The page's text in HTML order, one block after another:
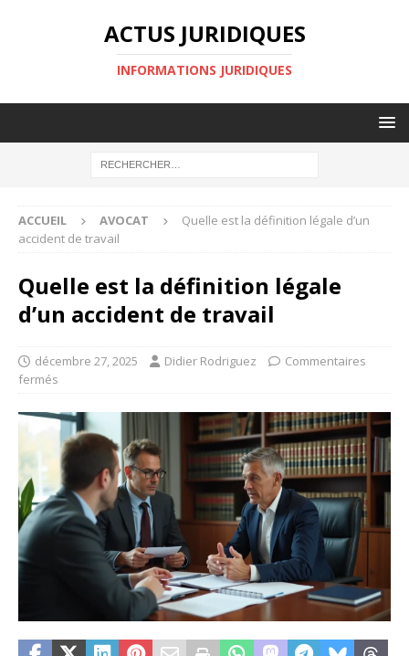
ACTUS JURIDIQUES
INFORMATIONS JURIDIQUES
ACCUEIL AVOCAT
Quelle est la définition légale d’un
accident de travail
Quelle est la définition légale
d’un accident de travail
décembre 27, 2025 Didier Rodriguez
Commentaires
fermés